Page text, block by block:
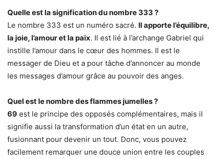
Quelle est la signification du nombre 333 ?
Le nombre 333 est un numéro sacré. Il apporte l’équilibre,
la joie, l’amour et la paix. Il est lié à l’archange Gabriel qui
instille l’amour dans le cœur des hommes. Il est le
messager de Dieu et a pour tâche d’annoncer au monde
les messages d’amour grâce au pouvoir des anges.
Quel est le nombre des flammes jumelles ?
69 est le principe des opposés complémentaires, mais il
signifie aussi la transformation d’un état en un autre,
fusionnant pour devenir un tout. Donc, vous pouvez
facilement remarquer une douce union entre les couples